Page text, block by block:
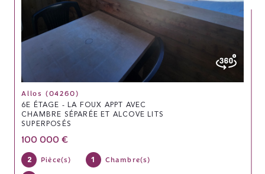
Allos (04260)
6E ÉTAGE - LA FOUX APPT AVEC
CHAMBRE SÉPARÉE ET ALCOVE LITS
SUPERPOSÉS
100 000 €
2 Pièce(s) 1 Chambre(s)